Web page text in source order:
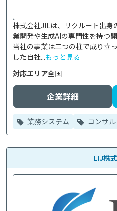
株式会社JILは、リクルート出
業開発や生成AIの専門性を持つ開
当社の事業は二つの柱で成り立
した自社...もっと見る
対応エリア全国
企業詳細
業務システム コンサ
LIJ株